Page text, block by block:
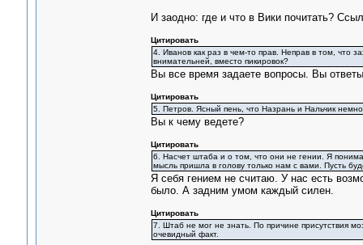
И заодно: где и что в Вики почитать?
Цитировать
4. Иванов как раз в чем-то прав. Неправ в том, что
внимательней, вместо пикировок?
Вы все время задаете вопросы. Вы
Цитировать
5. Петров. Ясный пень, что Назрань и Нальчик
Вы к чему ведете?
Цитировать
6. Насчет штаба и о том, что они не гении. Я
мысль пришла в голову только нам с вами. Пусть
Я себя гением не считаю. У нас есть
было. А задним умом каждый силен.
Цитировать
7. Штаб не мог не знать. По причине присутствия
очевидный факт.